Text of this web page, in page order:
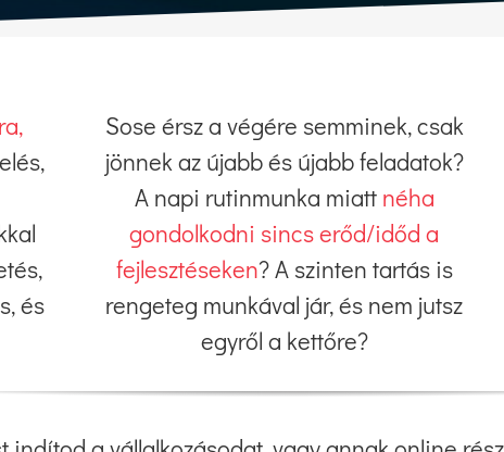
és
Sose érsz a végére semminek, csak
jönnek az újabb és újabb feladatok?
A napi rutinmunka miatt néha
gondolkodni sincs erőd/időd a
fejlesztéseken? A szinten tartás is
rengeteg munkával jár, és nem jutsz
egyről a kettőre?